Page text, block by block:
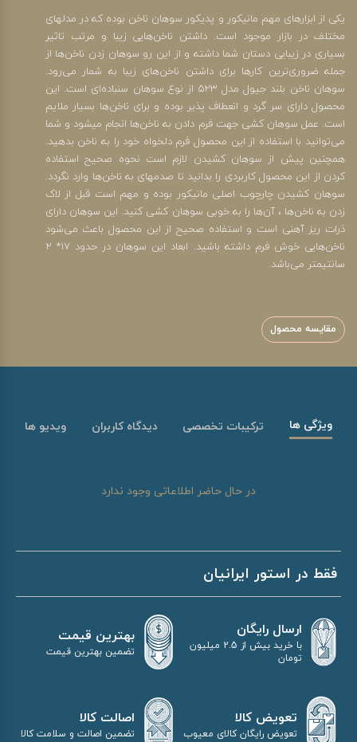
یکی از ابزارهای مهم مانیکور و پدیکور سوهان ناخن بوده که در مدل‎های
مختلف در بازار موجود است. داشتن ناخن‌هایی زیبا و مرتب تاثیر
بسیاری در زیبایی دستان شما داشته و از این رو سوهان زدن ناخن‌ها از
جمله ضروری‌‎ترین کارها برای داشتن ناخن‌های زیبا به شمار می‌رود.
سوهان ناخن بلند جیول مدل 523 از نوع سوهان سنباده‌ای است. این
محصول دارای سر گرد و انعطاف پذیر بوده و برای ناخن‎‌‌ها بسیار ملایم
است. عمل سوهان کشی جهت فرم دادن به ناخن‌ها انجام می‎شود و شما
می‎‌توانید با استفاده از این محصول فرم دلخواه خود را به ناخن بدهید.
همچنین پیش از سوهان کشیدن لازم است نحوه صحیح استفاده
کردن از این محصول کاربردی را بدانید تا صدمه‎ای به ناخن‌ها وارد نگردد.
سوهان کشیدن چارچوب اصلی مانیکور بوده و مهم است قبل از لاک
زدن به ناخن‌ها ، آن‌ها را به خوبی سوهان کشی کنید. این سوهان دارای
ذرات ریز آهنی است و استفاده صحیح از این محصول باعث می‌شود
ناخن‌هایی خوش فرم داشته باشید. ابعاد این سوهان در حدود 17* 2
سانتی‎متر می‌باشد.
مقایسه محصول
ویژگی ها ترکیبات تخصصی دیدگاه کاربران ویدیو ها
در حال حاضر اطلاعاتی وجود ندارد
فقط در استور ایرانیان
ارسال رایگان
با خرید بیش از 2.5 میلیون
تومان
بهترین قیمت
تضمین بهترین قیمت
تعویض کالا
تعویض رایگان کالای معیوب
اصالت کالا
تضمین اصالت و سلامت کالا